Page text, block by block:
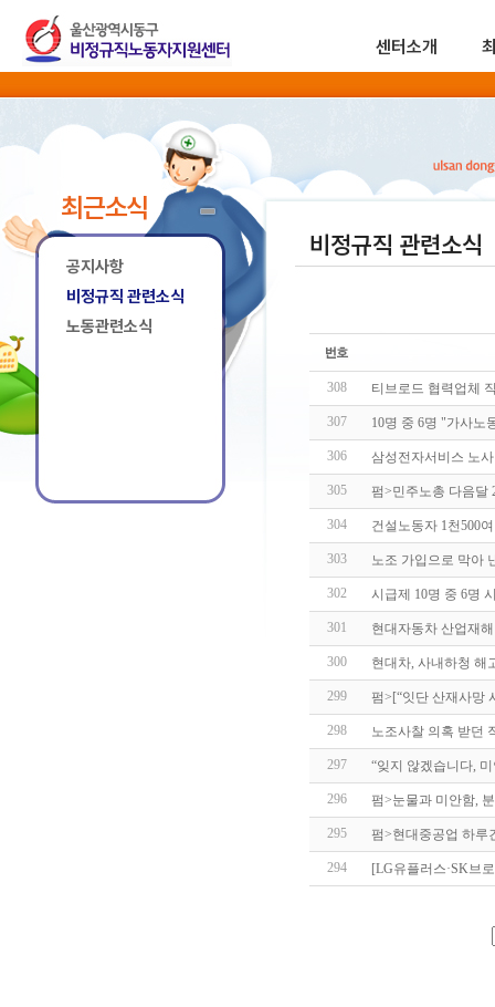
센터소개
최근소식
공지사항
비정규직 관련소식
노동관련소식
비정규직 관련소식
308 티브로드 협력업체
307 10명 중 6명 "가사노
306 삼성전자서비스 노
305 펌>민주노총 다음
304 건설노동자 1천500
303 노조 가입으로 막아
302 시급제 10명 중 6명
301 현대자동차 산업재해
300 현대차, 사내하청 해
299 펌>[“잇단 산재사망
298 노조사찰 의혹 받던
297 “잊지 않겠습니다,
296 펌>눈물과 미안함,
295 펌>현대중공업 하
294 [LG유플러스·SK브